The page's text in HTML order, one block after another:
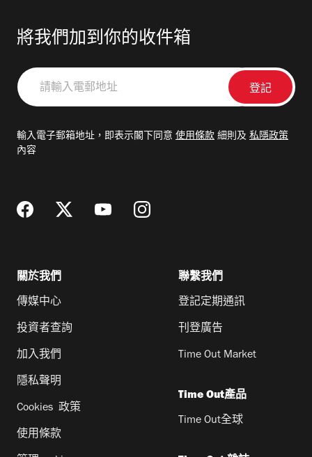
將我們加到你的收件箱
請
輸
郵
輸入電子郵箱地址，即表示閣下同意 使用條款 細則及 私隱政策
內容
關於我們
傳媒中心
投資者查詢
加入我們
隱私聲明
Cookies 政策
使用條款
聯繫我們
登記定期通訊
刊登廣告
Time Out Market
Time Out產品
Time Out全球